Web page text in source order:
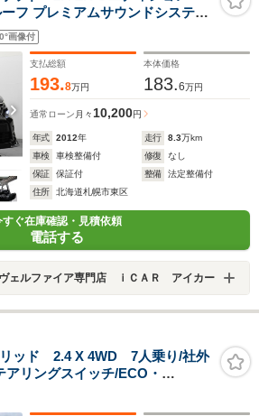
フ プレミアムサウンドシステム
型後席モニター バックカメラ ク
リスタ フロントスポイラー アド
イラー レアマスター21AW
画像付
支払総額
193.8万円
本体価格
183.6万円
通常ローン 月々 10,200円
年式 2012年 走行 8.3万km
車検
車検整備付 修復
なし
保証
保証付 整備
法定整備付
住所
北海道札幌市東区
すぐ在庫確認・見積依頼
電話する
ェルファイア専門店 ｉＣＡＲ アイカー
リッド 2.4 X 4WD 7人乗り/社外
リングスイッチ/ECO・
ルミホイール/エンジンプッシ